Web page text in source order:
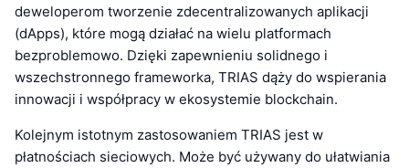
deweloperom tworzenie zdecentralizowanych aplikacji
(dApps), które mogą działać na wielu platformach
bezproblemowo. Dzięki zapewnieniu solidnego i
wszechstronnego frameworka, TRIAS dąży do wspierania
innowacji i współpracy w ekosystemie blockchain.
Kolejnym istotnym zastosowaniem TRIAS jest w
płatnościach sieciowych. Może być używany do ułatwiania